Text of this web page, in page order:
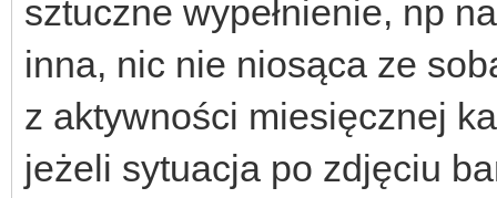
sztuczne wypełnienie, np
inna, nic nie niosąca ze
z aktywności miesięcznej
jeżeli sytuacja po zdjęciu